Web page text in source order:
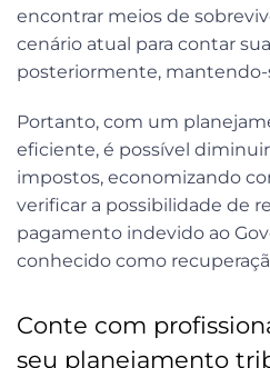
encontrar meios de
cenário atual para contar
posteriormente, mantendo-
Portanto, com um
eficiente, é possível
impostos, economizando
verificar a possibilidade de
pagamento indevido ao
conhecido como
Conte com
seu planejamento